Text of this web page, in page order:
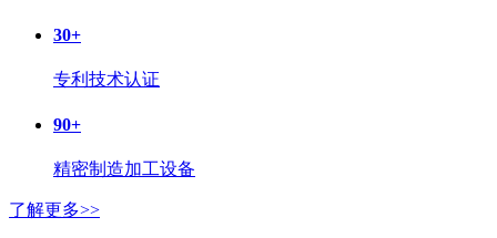
30+
专利技术认证
90+
精密制造加工设备
了解更多>>